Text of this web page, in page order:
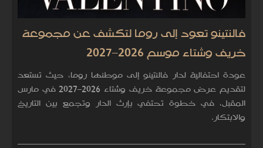
فالنتينو تعود إلى روما لتكشف عن مجموعة
خريف وشتاء موسم 2026–2027
عودة احتفالية لدار فالنتينو إلى موطنها روما، حيث تستعد
لتقديم عرض مجموعة خريف وشتاء 2026–2027 في مارس
المقبل، في خطوة تحتفي بإرث الدار وتجمع بين التاريخ
والابتكار.